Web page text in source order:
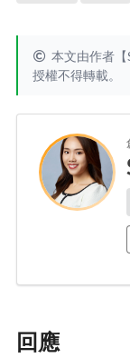
本文由作者【
授權不得轉載。
回應